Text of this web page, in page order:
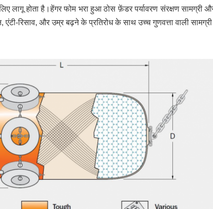
लागू होता है।हेंगर फोम भरा हुआ ठोस फ़ेंडर पर्यावरण संरक्षण सामग्री
रिसाव, और उम्र बढ़ने के प्रतिरोध के साथ उच्च गुणवत्ता वाली सामग्री